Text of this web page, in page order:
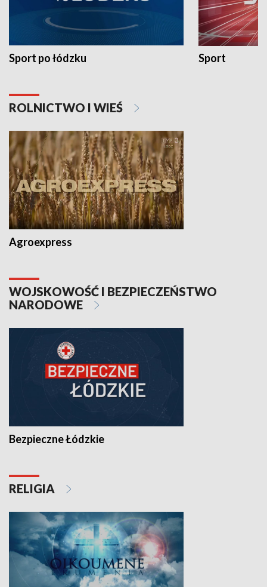
Sport po łódzku Sport
ROLNICTWO I WIEŚ
Agroexpress
WOJSKOWOŚĆ I BEZPIECZEŃSTWO
NARODOWE
Bezpieczne Łódzkie
RELIGIA